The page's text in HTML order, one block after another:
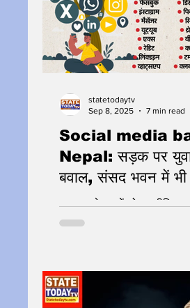
Social media
Nepal: सड़क पर
बवाल, संसद भवन में भी
फायरिंग में 14 की
#Gen-Z
Nepal: नेपाल में सोशल मीडिया
अचानक क्यों लगा दिए गए
statetodaytv
Sep 8, 2025
7 min read